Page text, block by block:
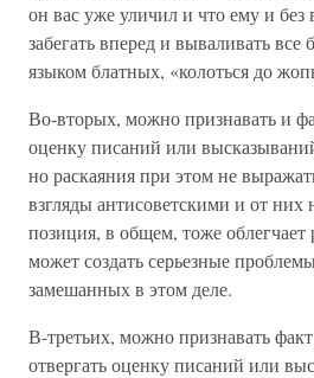
он вас уже уличил и что ему и
забегать вперед и вываливать все
языком блатных, «колоться до
Во-вторых, можно признавать и
оценку писаний или
но раскаяния при этом не
взгляды антисоветскими и от них
позиция, в общем, тоже облегчает
может создать серьезные
замешанных в этом деле.
В-третьих, можно признавать
отвергать оценку писаний или